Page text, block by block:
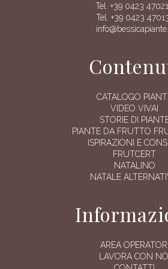
Tel. +39 0423
Tel. +39 0423
CATALOGO
VIDEO VIVAI
STORIE DI
PIANTE DA FRUTTO
ISPIRAZIONI E
FRUTCERT
NATALINO
NATALE
AREA OPERATORI
LAVORA CON NOI